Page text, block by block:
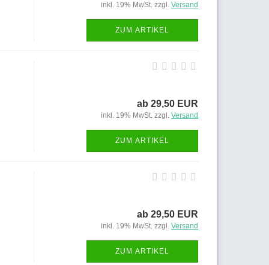
inkl. 19% MwSt. zzgl. Versand
ZUM ARTIKEL
ab 29,50 EUR
inkl. 19% MwSt. zzgl. Versand
ZUM ARTIKEL
ab 29,50 EUR
inkl. 19% MwSt. zzgl. Versand
ZUM ARTIKEL